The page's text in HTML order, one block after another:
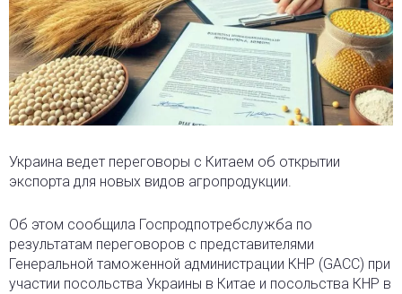
Украина ведет переговоры с Китаем об открытии
экспорта для новых видов агропродукции.
Об этом сообщила Госпродпотребслужба по
результатам переговоров с представителями
Генеральной таможенной администрации КНР (GACC) при
участии посольства Украины в Китае и посольства КНР в